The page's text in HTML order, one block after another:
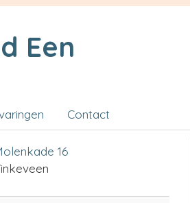
Een
Contact
16